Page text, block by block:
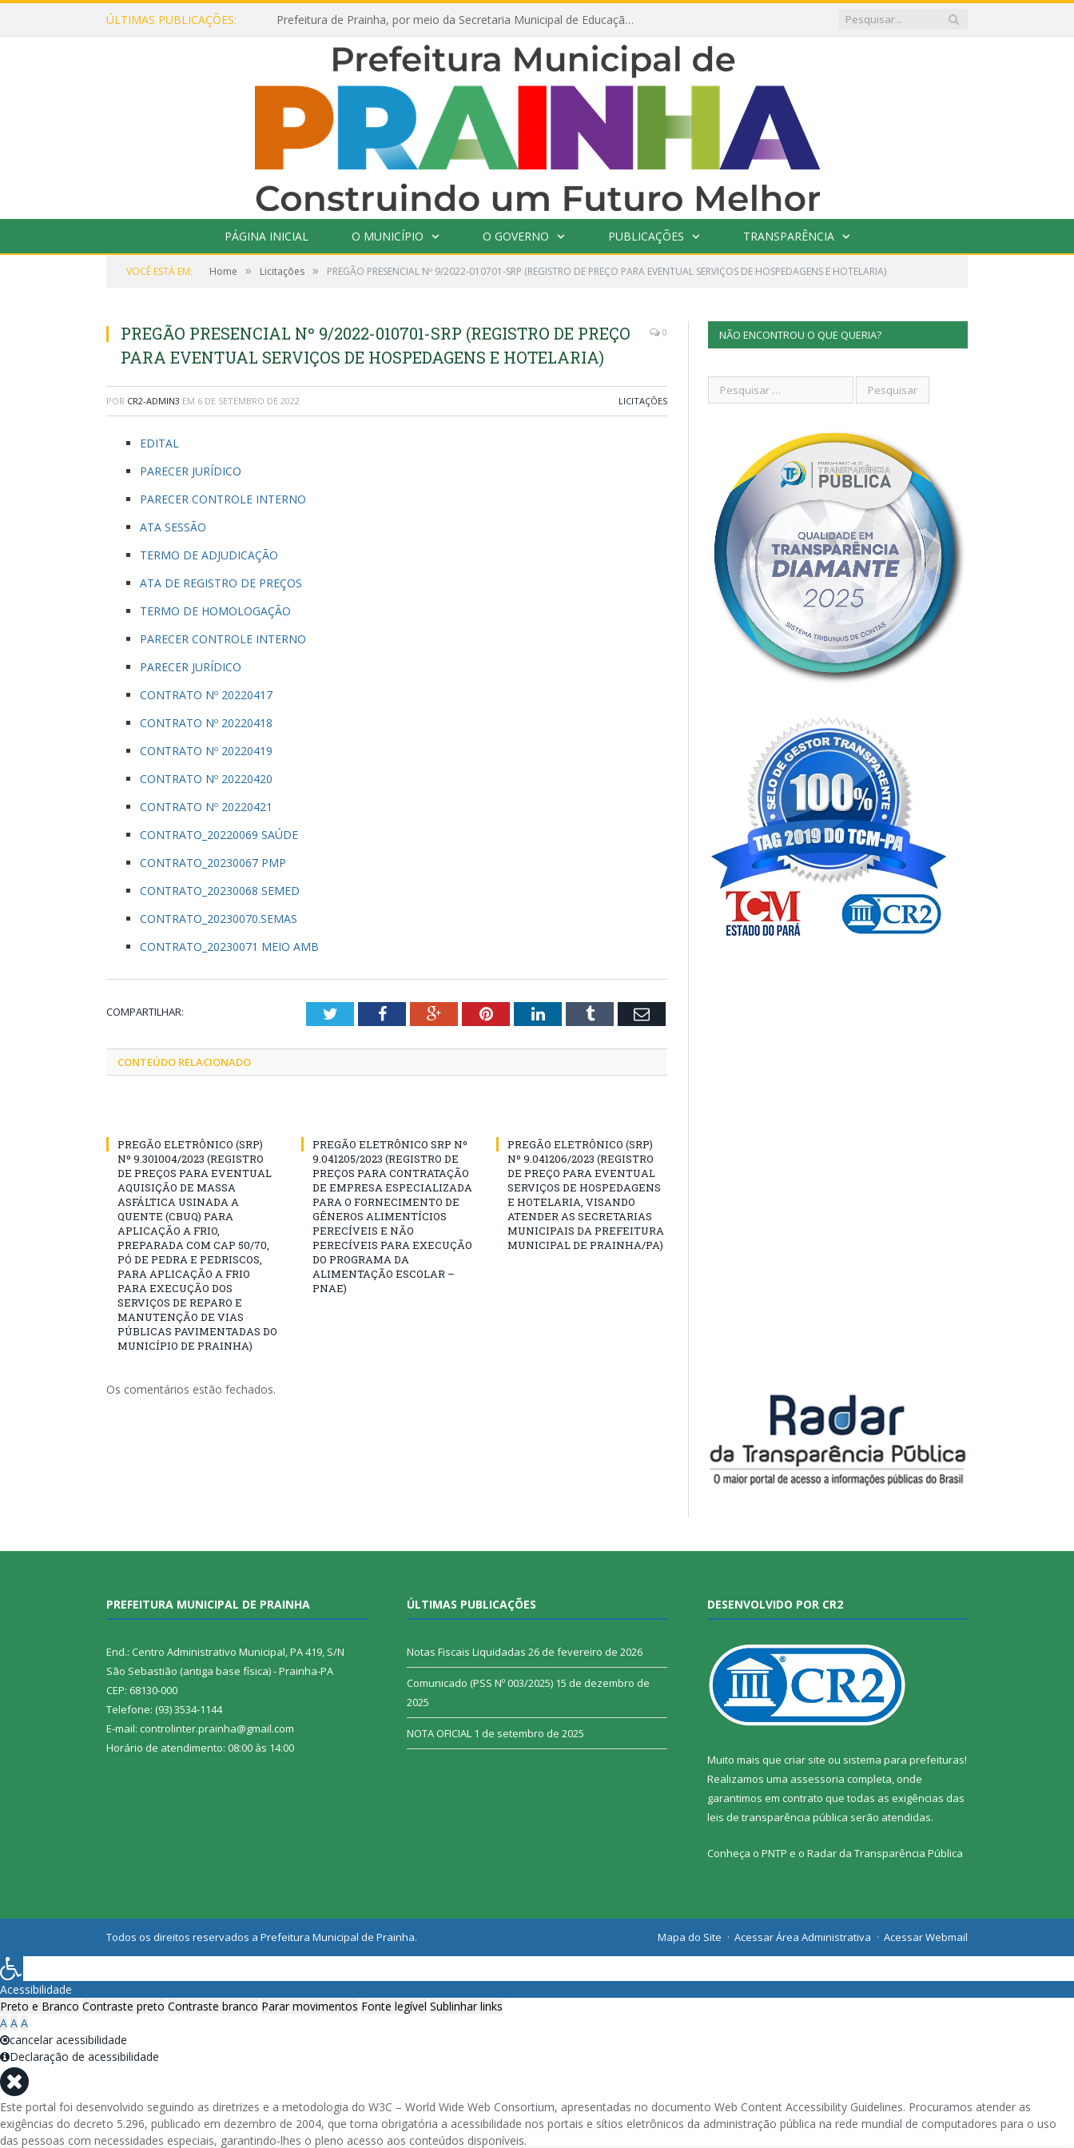
ÚLTIMAS PUBLICAÇÕES: Prefeitura de Prainha, por meio da Secretaria Municipal de Educação, abre 354 vagas na área da Educação para 2025 com processo seletivo simplificado
PÁGINA INICIAL O MUNICÍPIO O GOVERNO PUBLICAÇÕES TRANSPARÊNCIA
VOCÊ ESTÁ EM: Home » Licitações » PREGÃO PRESENCIAL Nº 9/2022-010701-SRP (REGISTRO DE PREÇO PARA EVENTUAL SERVIÇOS DE HOSPEDAGENS E HOTELARIA)
PREGÃO PRESENCIAL Nº 9/2022-010701-SRP (REGISTRO DE PREÇO
PARA EVENTUAL SERVIÇOS DE HOSPEDAGENS E HOTELARIA)
0
POR CR2-ADMIN3 EM 6 DE SETEMBRO DE 2022 LICITAÇÕES
EDITAL
PARECER JURÍDICO
PARECER CONTROLE INTERNO
ATA SESSÃO
TERMO DE ADJUDICAÇÃO
ATA DE REGISTRO DE PREÇOS
TERMO DE HOMOLOGAÇÃO
PARECER CONTROLE INTERNO
PARECER JURÍDICO
CONTRATO Nº 20220417
CONTRATO Nº 20220418
CONTRATO Nº 20220419
CONTRATO Nº 20220420
CONTRATO Nº 20220421
CONTRATO_20220069 SAÚDE
CONTRATO_20230067 PMP
CONTRATO_20230068 SEMED
CONTRATO_20230070.SEMAS
CONTRATO_20230071 MEIO AMB
COMPARTILHAR: TwitterFacebookGoogle+PinterestLinkedInTumblr Email
CONTEÚDO RELACIONADO
PREGÃO ELETRÔNICO (SRP)
Nº 9.301004/2023 (REGISTRO
DE PREÇOS PARA EVENTUAL
AQUISIÇÃO DE MASSA
ASFÁLTICA USINADA A
QUENTE (CBUQ) PARA
APLICAÇÃO A FRIO,
PREPARADA COM CAP 50/70,
PÓ DE PEDRA E PEDRISCOS,
PARA APLICAÇÃO A FRIO
PARA EXECUÇÃO DOS
SERVIÇOS DE REPARO E
MANUTENÇÃO DE VIAS
PÚBLICAS PAVIMENTADAS DO
MUNICÍPIO DE PRAINHA)
PREGÃO ELETRÔNICO SRP Nº
9.041205/2023 (REGISTRO DE
PREÇOS PARA CONTRATAÇÃO
DE EMPRESA ESPECIALIZADA
PARA O FORNECIMENTO DE
GÊNEROS ALIMENTÍCIOS
PERECÍVEIS E NÃO
PERECÍVEIS PARA EXECUÇÃO
DO PROGRAMA DA
ALIMENTAÇÃO ESCOLAR –
PNAE)
PREGÃO ELETRÔNICO (SRP)
Nº 9.041206/2023 (REGISTRO
DE PREÇO PARA EVENTUAL
SERVIÇOS DE HOSPEDAGENS
E HOTELARIA, VISANDO
ATENDER AS SECRETARIAS
MUNICIPAIS DA PREFEITURA
MUNICIPAL DE PRAINHA/PA)
Os comentários estão fechados.
NÃO ENCONTROU O QUE QUERIA?
PREFEITURA MUNICIPAL DE PRAINHA
End.: Centro Administrativo Municipal, PA 419, S/N
São Sebastião (antiga base física) - Prainha-PA
CEP: 68130-000
Telefone: (93) 3534-1144
E-mail: controlinter.prainha@gmail.com
Horário de atendimento: 08:00 às 14:00
ÚLTIMAS PUBLICAÇÕES
Notas Fiscais Liquidadas 26 de fevereiro de 2026
Comunicado (PSS Nº 003/2025) 15 de dezembro de
2025
NOTA OFICIAL 1 de setembro de 2025
DESENVOLVIDO POR CR2
Muito mais que criar site ou sistema para prefeituras!
Realizamos uma assessoria completa, onde
garantimos em contrato que todas as exigências das
leis de transparência pública serão atendidas.
Conheça o PNTP e o Radar da Transparência Pública
Todos os direitos reservados a Prefeitura Municipal de Prainha. Mapa do Site Acessar Área Administrativa Acessar Webmail
Acessibilidade
Preto e Branco Contraste preto Contraste branco Parar movimentos Fonte legível Sublinhar links
A A A
cancelar acessibilidade
Declaração de acessibilidade
Este portal foi desenvolvido seguindo as diretrizes e a metodologia do W3C – World Wide Web Consortium, apresentadas no documento Web Content Accessibility Guidelines. Procuramos atender as
exigências do decreto 5.296, publicado em dezembro de 2004, que torna obrigatória a acessibilidade nos portais e sítios eletrônicos da administração pública na rede mundial de computadores para o uso
das pessoas com necessidades especiais, garantindo-lhes o pleno acesso aos conteúdos disponíveis.